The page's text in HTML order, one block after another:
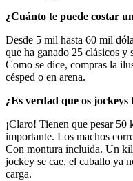
¿Cuánto te puede costar
Desde 5 mil hasta 60 mil
que ha ganado 25 clásicos
Como se dice, compras la
césped o en arena.
¿Es verdad que os
¡Claro! Tienen que pesar 50
importante. Los machos
Con montura incluida. Un
jockey se cae, el caballo ya
carga.